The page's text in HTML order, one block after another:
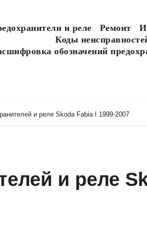
и реле Ремонт
Коды
обозначений
и реле Skoda Fabia I 1999-2007
и реле